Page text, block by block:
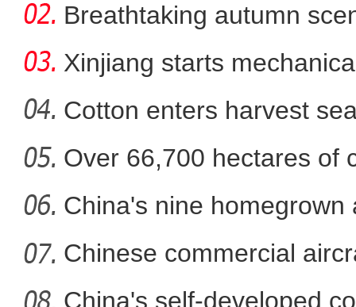
立冬时节 新疆伊犁河
Breathtaking autumn
in
Xinjiang starts
Cotton enters harvest
Over 66,700 hectares of
mech
China's nine homegrown
in
Chinese commercial
fli
China's self-developed